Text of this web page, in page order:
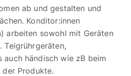
ab und gestalten und
Konditor:innen
arbeiten sowohl mit Geräten
Teigrührgeräten,
auch händisch wie zB beim
der Produkte.